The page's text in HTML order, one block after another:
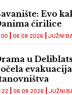
Evo
ćirilice
JUŽNI
06.08.2026
u
evakuacija
JUŽNI
06.08.2026